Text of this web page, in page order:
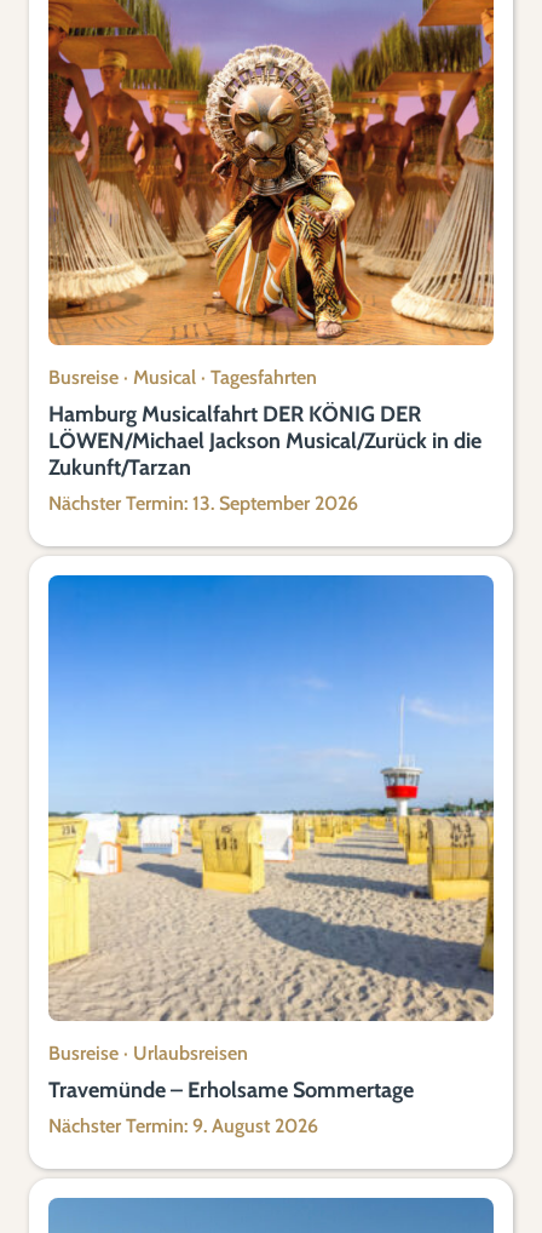
Busreise · Musical · Tagesfahrten
Hamburg Musicalfahrt DER KÖNIG DER
LÖWEN/Michael Jackson Musical/Zurück in die
Zukunft/Tarzan
Nächster Termin: 13. September 2026
Busreise · Urlaubsreisen
Travemünde – Erholsame Sommertage
Nächster Termin: 9. August 2026